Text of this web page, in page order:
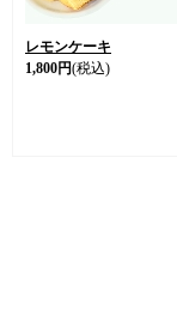
レモンケーキ
1,800円(税込)